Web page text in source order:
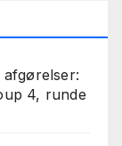
afgørelser:
4, runde